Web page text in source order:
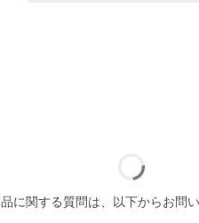
に関する質問は、以下からお問